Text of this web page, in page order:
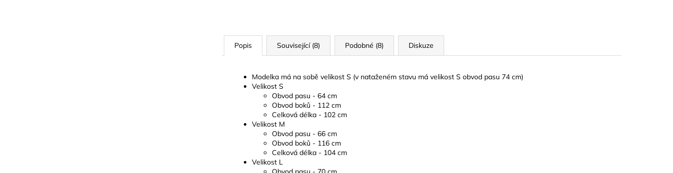
Popis Související (8) Podobné (8) Diskuze
Modelka má na sobě velikost S (v nataženém stavu má velikost S obvod pasu 74 cm)
Velikost S
Obvod pasu - 64 cm
Obvod boků - 112 cm
Celková délka - 102 cm
Velikost M
Obvod pasu - 66 cm
Obvod boků - 116 cm
Celková délka - 104 cm
Velikost L